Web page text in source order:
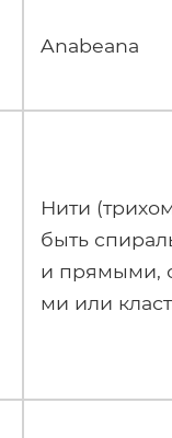
Anabeana
Нити
быть
и прямыми,
ми или